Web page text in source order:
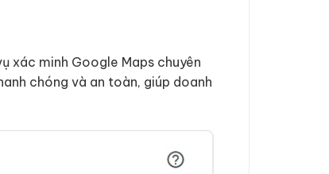
xác minh Google Maps chuyên
chóng và an toàn, giúp doanh